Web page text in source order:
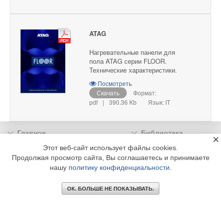
ATAG
Нагревательные панели для
пола ATAG серии FLOOR.
Технические характеристики.
Посмотреть
Скачать
Формат:
pdf
| 390.36 Kb Язык: IT
Главное
Библиотека
Подписка
Реклама
Информация
© 2002 - 2026 OOO Издательский дом «МЕДИА ТЕХНОЛОДЖИ» +7 (495) 665-00-
Этот веб-сайт использует файлы cookies.
Продолжая просмотр сайта, Вы соглашаетесь и принимаете
нашу политику конфиденциальности
ОК. БОЛЬШЕ НЕ ПОКАЗЫВАТЬ.
×